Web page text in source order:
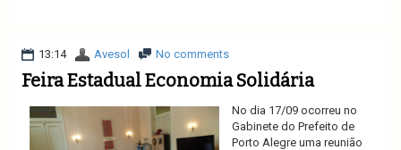
13:14 Avesol No comments
Feira Estadual Economia Solidária
No dia 17/09 ocorreu no
Gabinete do Prefeito de
Porto Alegre uma reunião